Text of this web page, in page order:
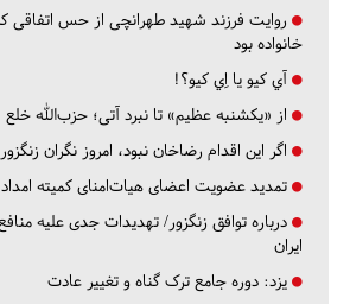
روایت فرزند شهید طهرانچی از حس اتفاقی
خانواده بود
آي كيو يا اِي كيو؟!
از «یکشنبه عظیم» تا نبرد آتی؛ حزب‌الله
اگر این اقدام رضاخان نبود، امروز نگران
تمدید عضویت اعضای هیات‌امنای کمیته
درباره توافق زنگزور/ تهدیدات جدی علیه
ایران
یزد: دوره جامع ترک گناه و تغییر عادت